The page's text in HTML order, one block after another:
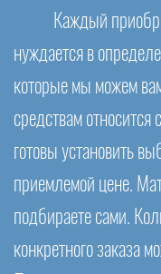
Каждый
нуждается в
которые мы можем
средствам
готовы установить
приемлемой цене.
подбираете сами.
конкретного заказа